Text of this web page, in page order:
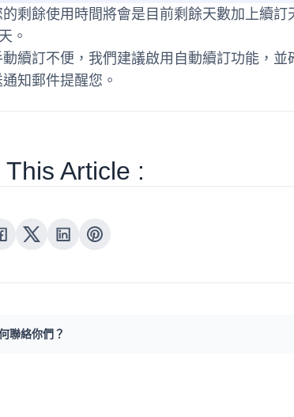
剩餘使用時間將會是目前剩餘天數加上續
。
續訂不便，我們建議啟用自動續訂功能，
知郵件提醒您。
Article :
聯絡你們？